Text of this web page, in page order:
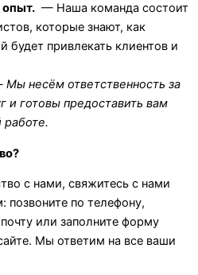
— Наша команда состоит
которые знают, как
будет привлекать клиентов и
Мы несём ответственность за
и готовы предоставить вам
работе.
с нами, свяжитесь с нами
по телефону,
или заполните форму
Мы ответим на все ваши